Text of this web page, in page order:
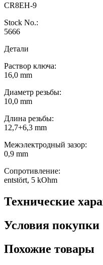
CR8EH-9
Stock No.:
5666
Детали
Раствор ключа:
16,0 mm
Диаметр резьбы:
10,0 mm
Длина резьбы:
12,7+6,3 mm
Межэлектродный зазор:
0,9 mm
Сопротивление:
entstört, 5 kOhm
Технические
Условия покупки
Похожие товары